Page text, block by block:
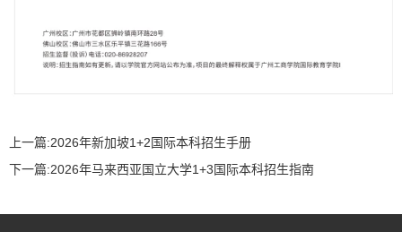
上一篇:2026年新加坡1+2国际本科招生手册
下一篇:2026年马来西亚国立大学1+3国际本科招生指南